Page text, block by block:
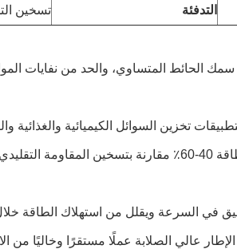
التدفئة تسخين
الحائط المتساوي، والحد من نفايات
تخزين السوائل الكيميائية والغذائية
تسخين سريع مع وفورات طاقة 40-60٪ مقارنة بتسخين
عالي الصلابة عملًا مستقرًا وخاليًا من